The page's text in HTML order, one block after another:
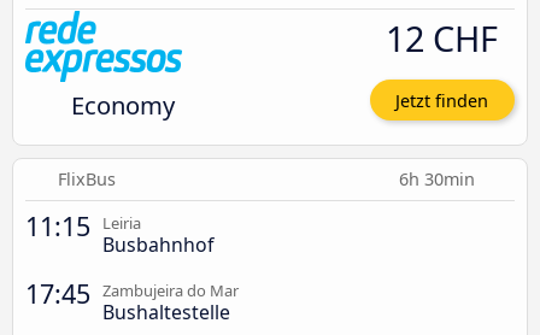
Economy
12 CHF
Jetzt finden
FlixBus 6h 30min
11:15 Leiria
Busbahnhof
17:45 Zambujeira do Mar
Bushaltestelle